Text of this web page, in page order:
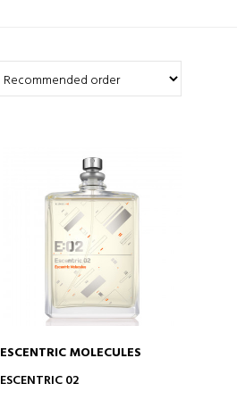
DODAJ DO KOSZYKA
ESCENTRIC MOLECULES
ESCENTRIC 02